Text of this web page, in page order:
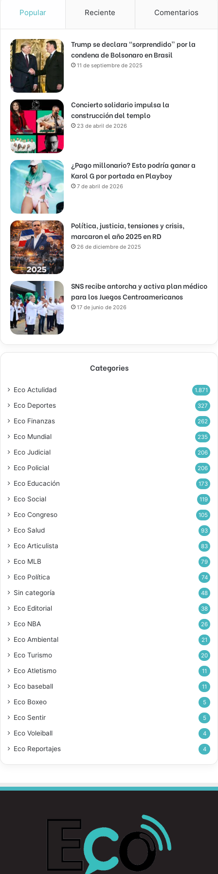
Popular Reciente Comentarios
Trump se declara “sorprendido” por la
condena de Bolsonaro en Brasil
11 de septiembre de 2025
Concierto solidario impulsa la
construcción del templo
23 de abril de 2026
¿Pago millonario? Esto podría ganar a
Karol G por portada en Playboy
7 de abril de 2026
Política, justicia, tensiones y crisis,
marcaron el año 2025 en RD
26 de diciembre de 2025
SNS recibe antorcha y activa plan médico
para los Juegos Centroamericanos
17 de junio de 2026
Categories
Eco Actulidad 1.871
Eco Deportes 327
Eco Finanzas 262
Eco Mundial 235
Eco Judicial 206
Eco Policial 206
Eco Educación 173
Eco Social 119
Eco Congreso 105
Eco Salud 93
Eco Articulista 83
Eco MLB 79
Eco Política 74
Sin categoría 48
Eco Editorial 38
Eco NBA 26
Eco Ambiental 21
Eco Turismo 20
Eco Atletismo 11
Eco baseball 11
Eco Boxeo 5
Eco Sentir 5
Eco Voleiball 4
Eco Reportajes 4